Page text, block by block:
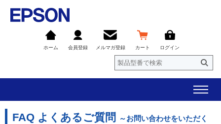
ホーム 会員登録 メルマガ登録 カート ログイン
FAQ よくあるご質問
～お問い合わせをいただく